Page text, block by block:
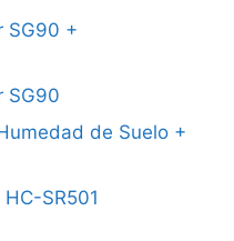
SG90 +
SG90
de Suelo +
SR501